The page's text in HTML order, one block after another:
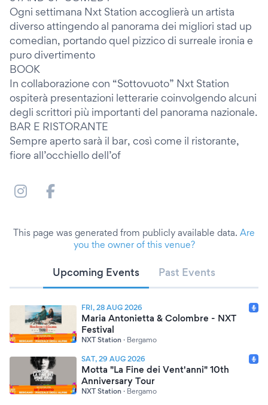
Ogni settimana Nxt Station accoglierà un artista
diverso attingendo al panorama dei migliori stad up
comedian, portando quel pizzico di surreale ironia e
puro divertimento
BOOK
In collaborazione con “Sottovuoto” Nxt Station
ospiterà presentazioni letterarie coinvolgendo alcuni
degli scrittori più importanti del panorama nazionale.
BAR E RISTORANTE
Sempre aperto sarà il bar, così come il ristorante,
fiore all’occhiello dell’of
This page was generated from publicly available data. Are
you the owner of this venue?
Upcoming Events Past Events
FRI, 28 AUG 2026
Maria Antonietta & Colombre - NXT
Festival
NXT Station · Bergamo
SAT, 29 AUG 2026
Motta "La Fine dei Vent'anni" 10th
Anniversary Tour
NXT Station · Bergamo